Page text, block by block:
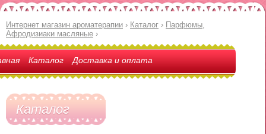
Интернет магазин ароматерапии › Каталог › Парфюмы,
Афродизиаки масляные ›
Каталог Доставка и оплата
Каталог